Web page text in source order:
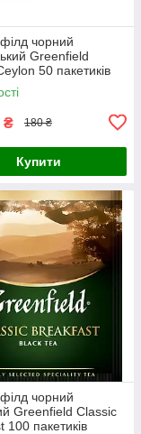
чорний
Greenfield
50 пакетиків
₴ 180 ₴
Купити
чорний
Greenfield Classic
100 пакетиків